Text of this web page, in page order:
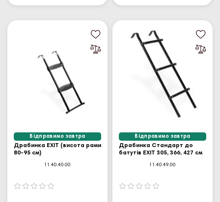
Відправимо завтра
Драбинка EXIT (висота рами
80-95 см)
11.40.40.00
Відправимо завтра
Драбинка Стандарт до
батутів EXIT 305, 366, 427 см
11.40.49.00